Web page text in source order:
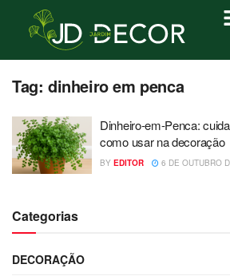
Tag: dinheiro em penca
Dinheiro-em-Penca:
como usar na decoração
BY EDITOR 6 DE OUTUBRO
Categorias
DECORAÇÃO